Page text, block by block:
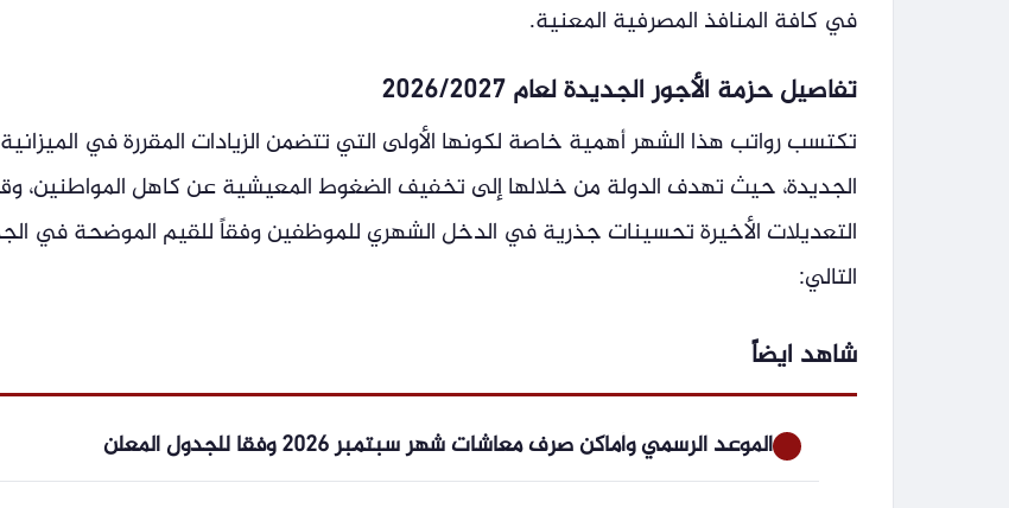
في كافة المنافذ المصرفية المعنية.
تفاصيل حزمة الأجور الجديدة لعام 2026/2027
تكتسب رواتب هذا الشهر أهمية خاصة لكونها الأولى التي تتضمن الزيادات المقررة في الميزانية
الجديدة، حيث تهدف الدولة من خلالها إلى تخفيف الضغوط المعيشية عن كاهل المواطنين،
التعديلات الأخيرة تحسينات جذرية في الدخل الشهري للموظفين وفقاً للقيم الموضحة في
التالي:
شاهد ايضاً
الموعد الرسمي وأماكن صرف معاشات شهر سبتمبر 2026 وفقا للجدول المعلن